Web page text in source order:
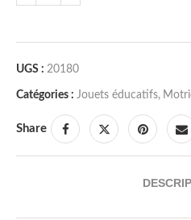
UGS : 20180
Catégories : Jouets éducatifs,
Share